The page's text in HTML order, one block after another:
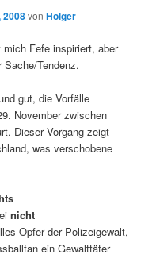
2008vonHolger
Fefe inspiriert, aber
Tendenz.
gut, die Vorfälle
November zwischen
Dieser Vorgang zeigt
was verschobene
nicht
Opfer der Polizeigewalt,
ein Gewalttäter